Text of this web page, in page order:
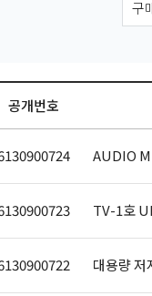
공개번호
AUDIO
TV-1호
대용량 저